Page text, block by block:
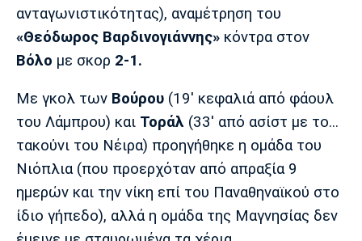
Μάντσεστερ
Γιουνάιτεντ
Τσέλσι Άρσεναλ
Λίβερπουλ
Μάντσεστερ
Σίτι
Γιουβέντους
Ίντερ Μίλαν Μπάγερν
ανταγωνιστικότητας), αναμέτρηση του
«Θεόδωρος Βαρδινογιάννης» κόντρα στον
Βόλο με σκορ 2-1.
Με γκολ των Βούρου (19' κεφαλιά από φάουλ
του Λάμπρου) και Τοράλ (33' από ασίστ με το...
τακούνι του Νέιρα) προηγήθηκε η ομάδα του
Νιόπλια (που προερχόταν από απραξία 9
ημερών και την νίκη επί του Παναθηναϊκού στο
ίδιο γήπεδο), αλλά η ομάδα της Μαγνησίας δεν